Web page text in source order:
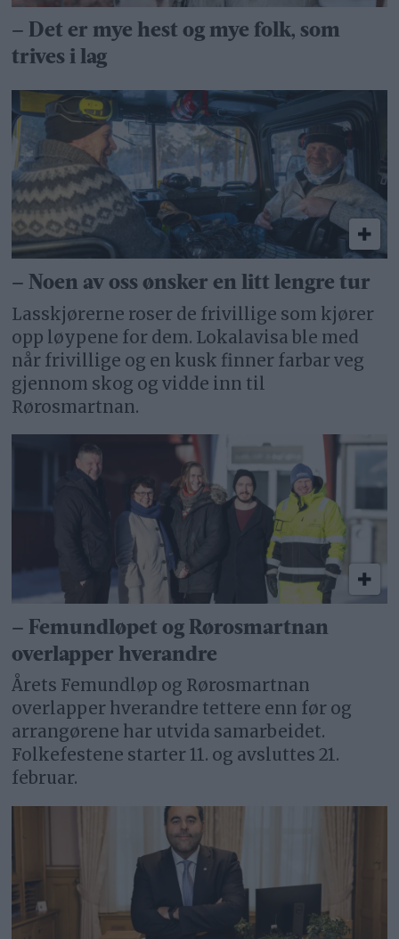
– Det er mye hest og mye folk, som
trives i lag
– Noen av oss ønsker en litt lengre tur
Lasskjørerne roser de frivillige som kjører
opp løypene for dem. Lokalavisa ble med
når frivillige og en kusk finner farbar veg
gjennom skog og vidde inn til
Rørosmartnan.
– Femundløpet og Rørosmartnan
overlapper hverandre
Årets Femundløp og Rørosmartnan
overlapper hverandre tettere enn før og
arrangørene har utvida samarbeidet.
Folkefestene starter 11. og avsluttes 21.
februar.